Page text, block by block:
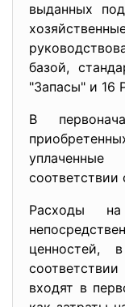
выданных
базой,
"Запасы" и 16
В
соответствии
Расходы на
ценностей,
входят в